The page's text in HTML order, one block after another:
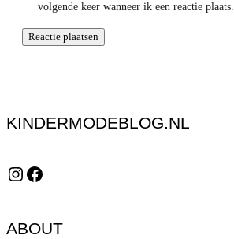
volgende keer wanneer ik een reactie plaats.
KINDERMODEBLOG.NL
Instagram Facebook
ABOUT